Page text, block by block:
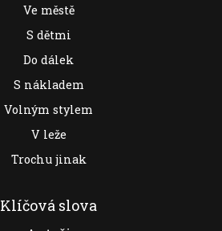
Ve městě
S dětmi
Do dálek
S nákladem
Volným stylem
V leže
Trochu jinak
Klíčová slova